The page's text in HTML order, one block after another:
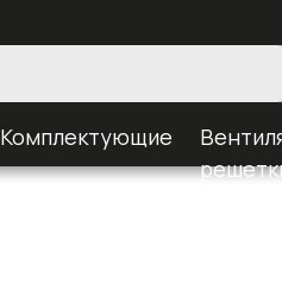
Комплектующие